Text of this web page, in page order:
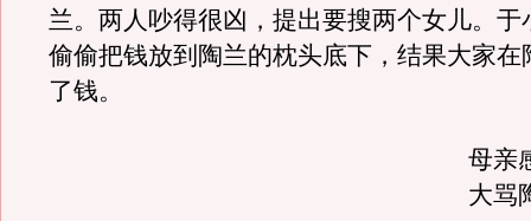
兰。两人吵得很凶，提出要搜两个女儿。于
偷偷把钱放到陶兰的枕头底下，结果大家在
了钱。
母亲
大骂